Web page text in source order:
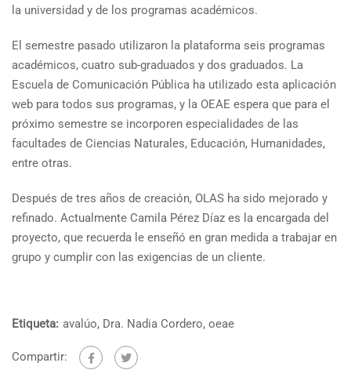
la universidad y de los programas académicos.
El semestre pasado utilizaron la plataforma seis programas
académicos, cuatro sub-graduados y dos graduados. La
Escuela de Comunicación Pública ha utilizado esta aplicación
web para todos sus programas, y la OEAE espera que para el
próximo semestre se incorporen especialidades de las
facultades de Ciencias Naturales, Educación, Humanidades,
entre otras.
Después de tres años de creación, OLAS ha sido mejorado y
refinado. Actualmente Camila Pérez Díaz es la encargada del
proyecto, que recuerda le enseñó en gran medida a trabajar en
grupo y cumplir con las exigencias de un cliente.
Etiqueta: avalúo, Dra. Nadia Cordero, oeae
Compartir: